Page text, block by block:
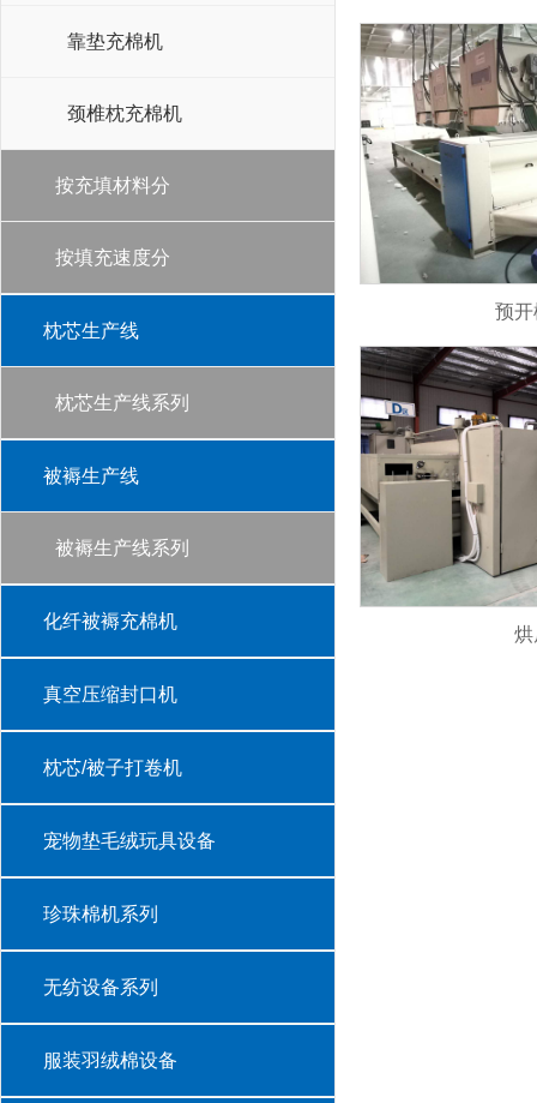
靠垫充棉机
颈椎枕充棉机
按充填材料分
按填充速度分
枕芯生产线
枕芯生产线系列
被褥生产线
被褥生产线系列
化纤被褥充棉机
真空压缩封口机
枕芯/被子打卷机
宠物垫毛绒玩具设备
珍珠棉机系列
无纺设备系列
服装羽绒棉设备
预
烘